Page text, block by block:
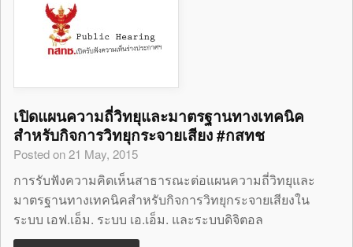
เปิดแผนความถี่วิทยุและมาตรฐานทางเทคนิค
สำหรับกิจการวิทยุกระจายเสียง #กสทช
Posted on 21 May, 2015
การรับฟังความคิดเห็นสาธารณะต่อแผนความถี่วิทยุและ
มาตรฐานทางเทคนิคสำหรับกิจการวิทยุกระจายเสียงใน
ระบบ เอฟ.เอ็ม. ระบบ เอ.เอ็ม. และระบบดิจิตอล